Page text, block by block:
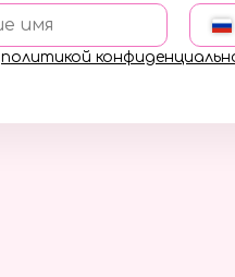
имя
политикой